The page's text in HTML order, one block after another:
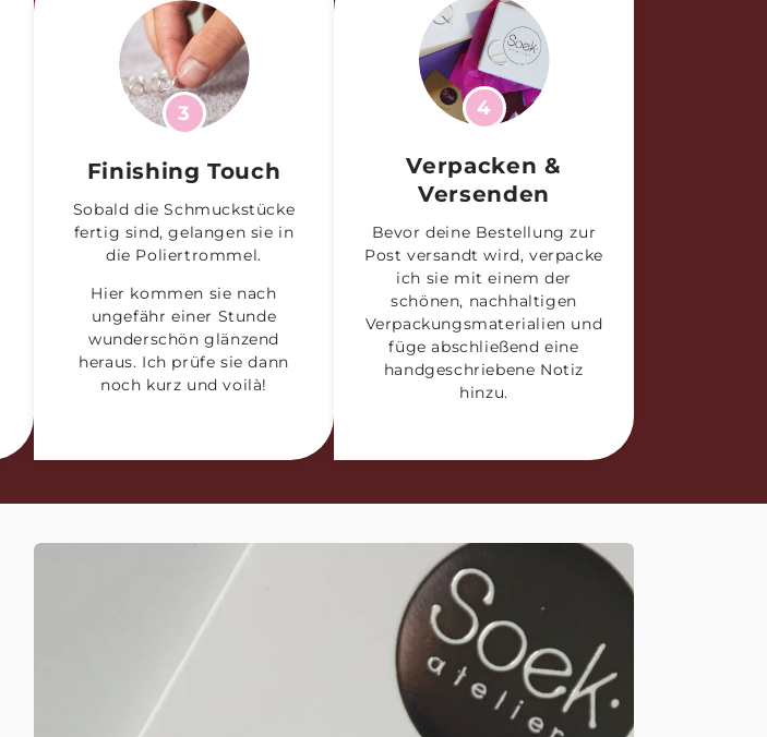
3
Finishing Touch
Sobald die Schmuckstücke
fertig sind, gelangen sie in
die Poliertrommel.
Hier kommen sie nach
ungefähr einer Stunde
wunderschön glänzend
heraus. Ich prüfe sie dann
noch kurz und voilà!
4
Verpacken &
Versenden
Bevor deine Bestellung zur
Post versandt wird, verpacke
ich sie mit einem der
schönen, nachhaltigen
Verpackungsmaterialien und
füge abschließend eine
handgeschriebene Notiz
hinzu.